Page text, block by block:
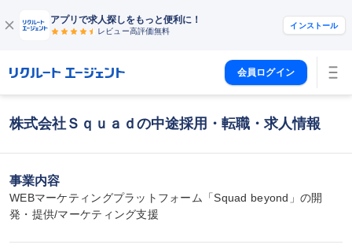
アプリで求人探しをもっと便利に！
レビュー高評価無料
インストール
会員ログイン
株式会社Ｓｑｕａｄの中途採用・転職・求人情報
事業内容
WEBマーケティングプラットフォーム「Squad beyond」の開
発・提供/マーケティング支援